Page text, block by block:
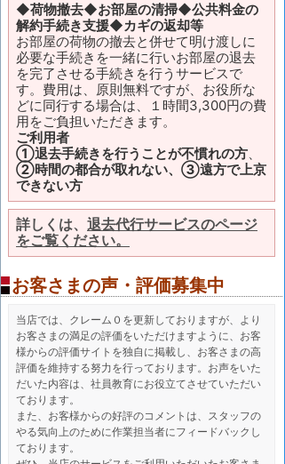
◆荷物撤去◆お部屋の清掃◆公共料金の
解約手続き支援◆カギの返却等
お部屋の荷物の撤去と併せて明け渡しに
必要な手続きを一緒に行いお部屋の退去
を完了させる手続きを行うサービスで
す。費用は、原則無料ですが、お役所な
どに同行する場合は、１時間3,300円の費
用をご負担いただきます。
ご利用者
①退去手続きを行うことが不慣れの方、
②時間の都合が取れない、③遠方で上京
できない方
詳しくは、 退去代行サービスのページ
をご覧ください。
お客さまの声・評価募集中
当店では、クレーム０を更新しておりますが、より
お客さまの満足の評価をいただけますように、お客
様からの評価サイトを独自に掲載し、お客さまの高
評価を維持する努力を行っております。お声をいた
だいた内容は、社員教育にお役立てさせていただい
ております。
また、お客様からの好評のコメントは、スタッフの
やる気向上のために作業担当者にフィードバックし
ております。